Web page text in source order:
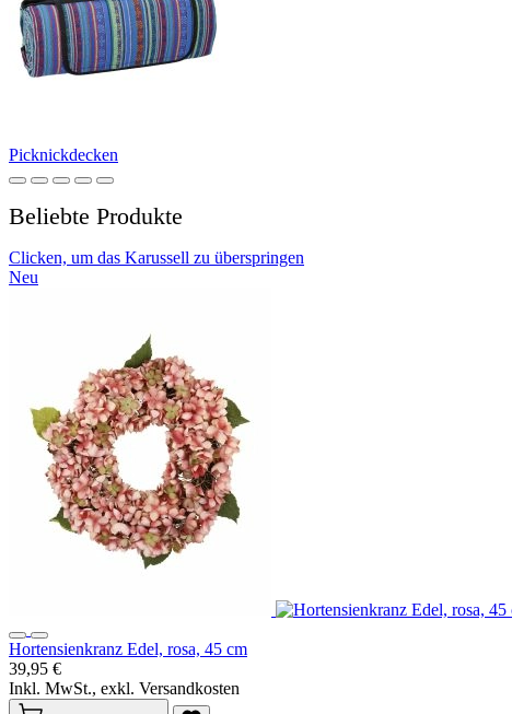
Picknickdecken
Beliebte Produkte
Clicken, um das Karussell zu überspringen
Neu
Hortensienkranz Edel, rosa, 45 cm
39,95 €
Inkl. MwSt., exkl. Versandkosten